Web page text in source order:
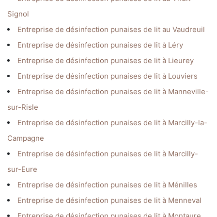
Signol
Entreprise de désinfection punaises de lit au Vaudreuil
Entreprise de désinfection punaises de lit à Léry
Entreprise de désinfection punaises de lit à Lieurey
Entreprise de désinfection punaises de lit à Louviers
Entreprise de désinfection punaises de lit à Manneville-
sur-Risle
Entreprise de désinfection punaises de lit à Marcilly-la-
Campagne
Entreprise de désinfection punaises de lit à Marcilly-
sur-Eure
Entreprise de désinfection punaises de lit à Ménilles
Entreprise de désinfection punaises de lit à Menneval